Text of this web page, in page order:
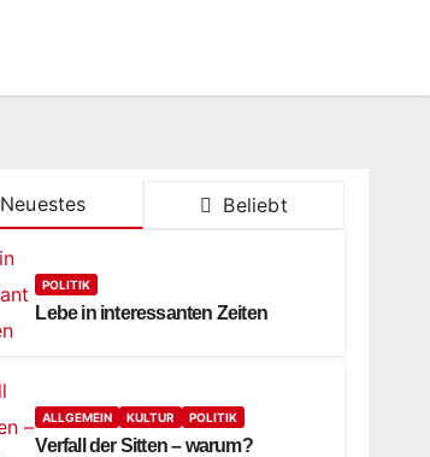
Neuestes Beliebt
POLITIK
Lebe in interessanten Zeiten
ALLGEMEIN KULTUR POLITIK
Verfall der Sitten – warum?